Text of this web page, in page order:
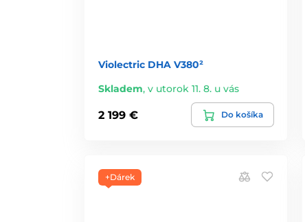
Violectric DHA V380²
Skladem, v utorok 11. 8. u vás
2 199 € Do košíka
+Dárek